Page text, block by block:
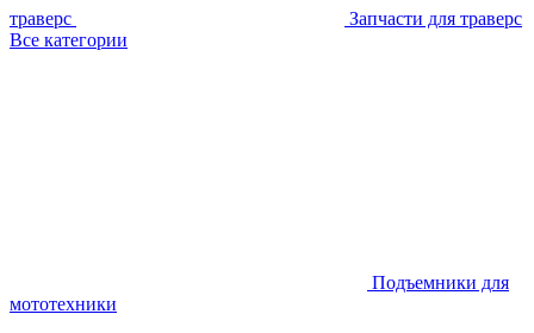
траверс
Запчасти для траверс
Все категории
Подъемники для
мототехники